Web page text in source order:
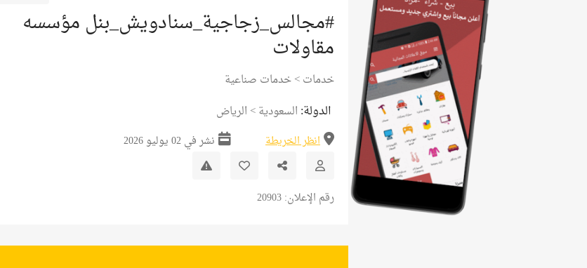
#مجالس_زجاجية_سنادويش_بنل مؤسسه
مقاولات
خدمات>خدمات صناعية
الدولة: السعودية> الرياض
انظر الخريطة نشر في 02 يوليو 2026
رقم الإعلان: 20903